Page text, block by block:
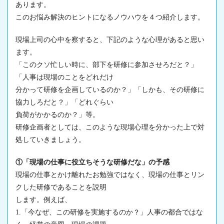
あります。
このお悩み解決のヒントになるノウハウを４つ紹介します。
現場上司の心中を察すると、下記のような心理があると思い
ます。
「このクソ忙しい時に、部下を研修に参加させろだと？」
「人事は現場のことをどれだけ
分かって研修を企画しているのか？」「しかも、その研修に
協力しろだと？」「どれぐらい
負荷がかかるのか？」等。
研修企画者としては、このような現場心理を分かった上で対
処していきましょう。
①「現場の仕事に役立ちそうな研修だな」の予感
現場の仕事とかけ離れたお勉強ではなく、 現場の仕事とリン
クした研修であることを説明
します。例えば、
1.「今なぜ、この研修を実施するのか？」人事の都合ではな